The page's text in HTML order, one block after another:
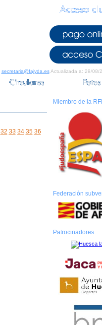
secretaria@fajyda.esActualizada a: 29/08/
32 33 34 35 36
Miembro de la
Federación
Patrocinadores